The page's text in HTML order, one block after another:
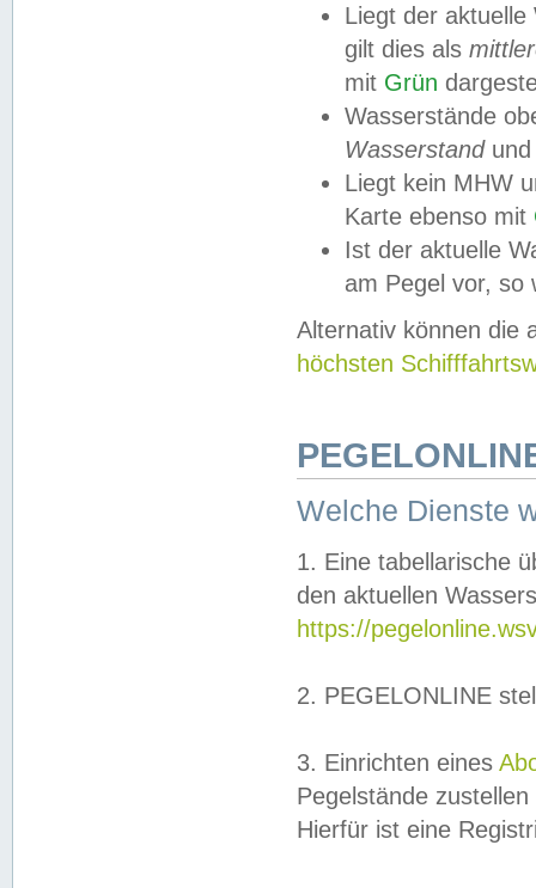
Liegt der
gilt dies als
mit Grün
Wasserstände
Wasserstandund
Liegt kein MHW
Karte ebenso mit
Ist der aktuelle
am Pegel vor,
Alternativ können die
höchsten
Welche Dienste
1. Eine tabellarische
den aktuellen
https://
2. PEGELONLINE
3. Einrichten eines
Pegelstände
Hierfür ist eine